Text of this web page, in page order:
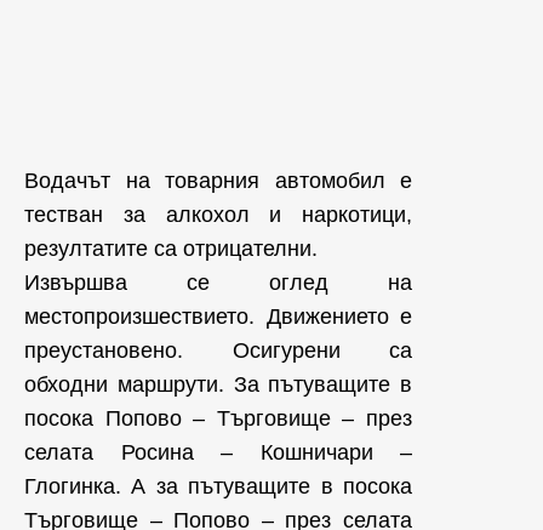
Водачът на товарния автомобил е
тестван за алкохол и наркотици,
резултатите са отрицателни.
Извършва се оглед на
местопроизшествието. Движението е
преустановено. Осигурени са
обходни маршрути. За пътуващите в
посока Попово – Търговище – през
селата Росина – Кошничари –
Глогинка. А за пътуващите в посока
Търговище – Попово – през селата